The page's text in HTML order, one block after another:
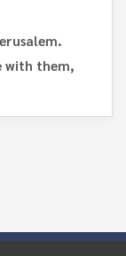
with them,